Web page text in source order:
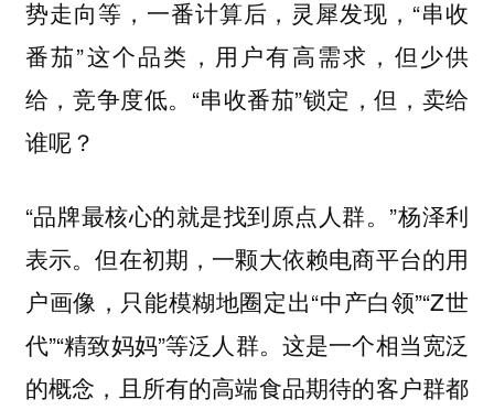
势走向等，一番计算后，灵犀发现，“串收
番茄”这个品类，用户有高需求，但少供
给，竞争度低。“串收番茄”锁定，但，卖给
谁呢？
“品牌最核心的就是找到原点人群。”杨泽利
表示。但在初期，一颗大依赖电商平台的用
户画像，只能模糊地圈定出“中产白领”“Z世
代”“精致妈妈”等泛人群。这是一个相当宽泛
的概念，且所有的高端食品期待的客户群都